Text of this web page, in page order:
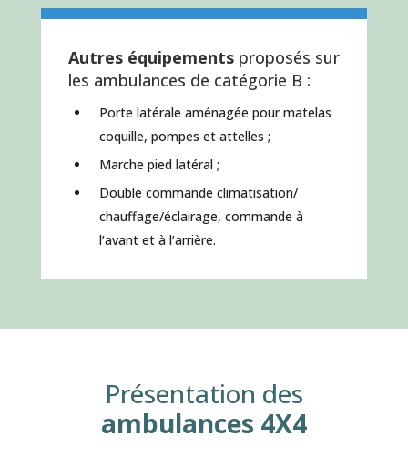
Autres équipementsproposés sur
les ambulances de catégorie B :
Porte latérale aménagée pour matelas
coquille, pompes et attelles ;
Marche pied latéral ;
Double commande climatisation/
chauffage/éclairage, commande à
l’avant et à l’arrière.
Présentation des
ambulances 4X4